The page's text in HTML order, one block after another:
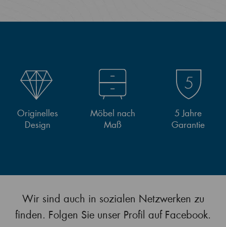
Originelles
Design
Möbel nach
Maß
5 Jahre
Garantie
Wir sind auch in sozialen Netzwerken zu
finden. Folgen Sie unser Profil auf Facebook.